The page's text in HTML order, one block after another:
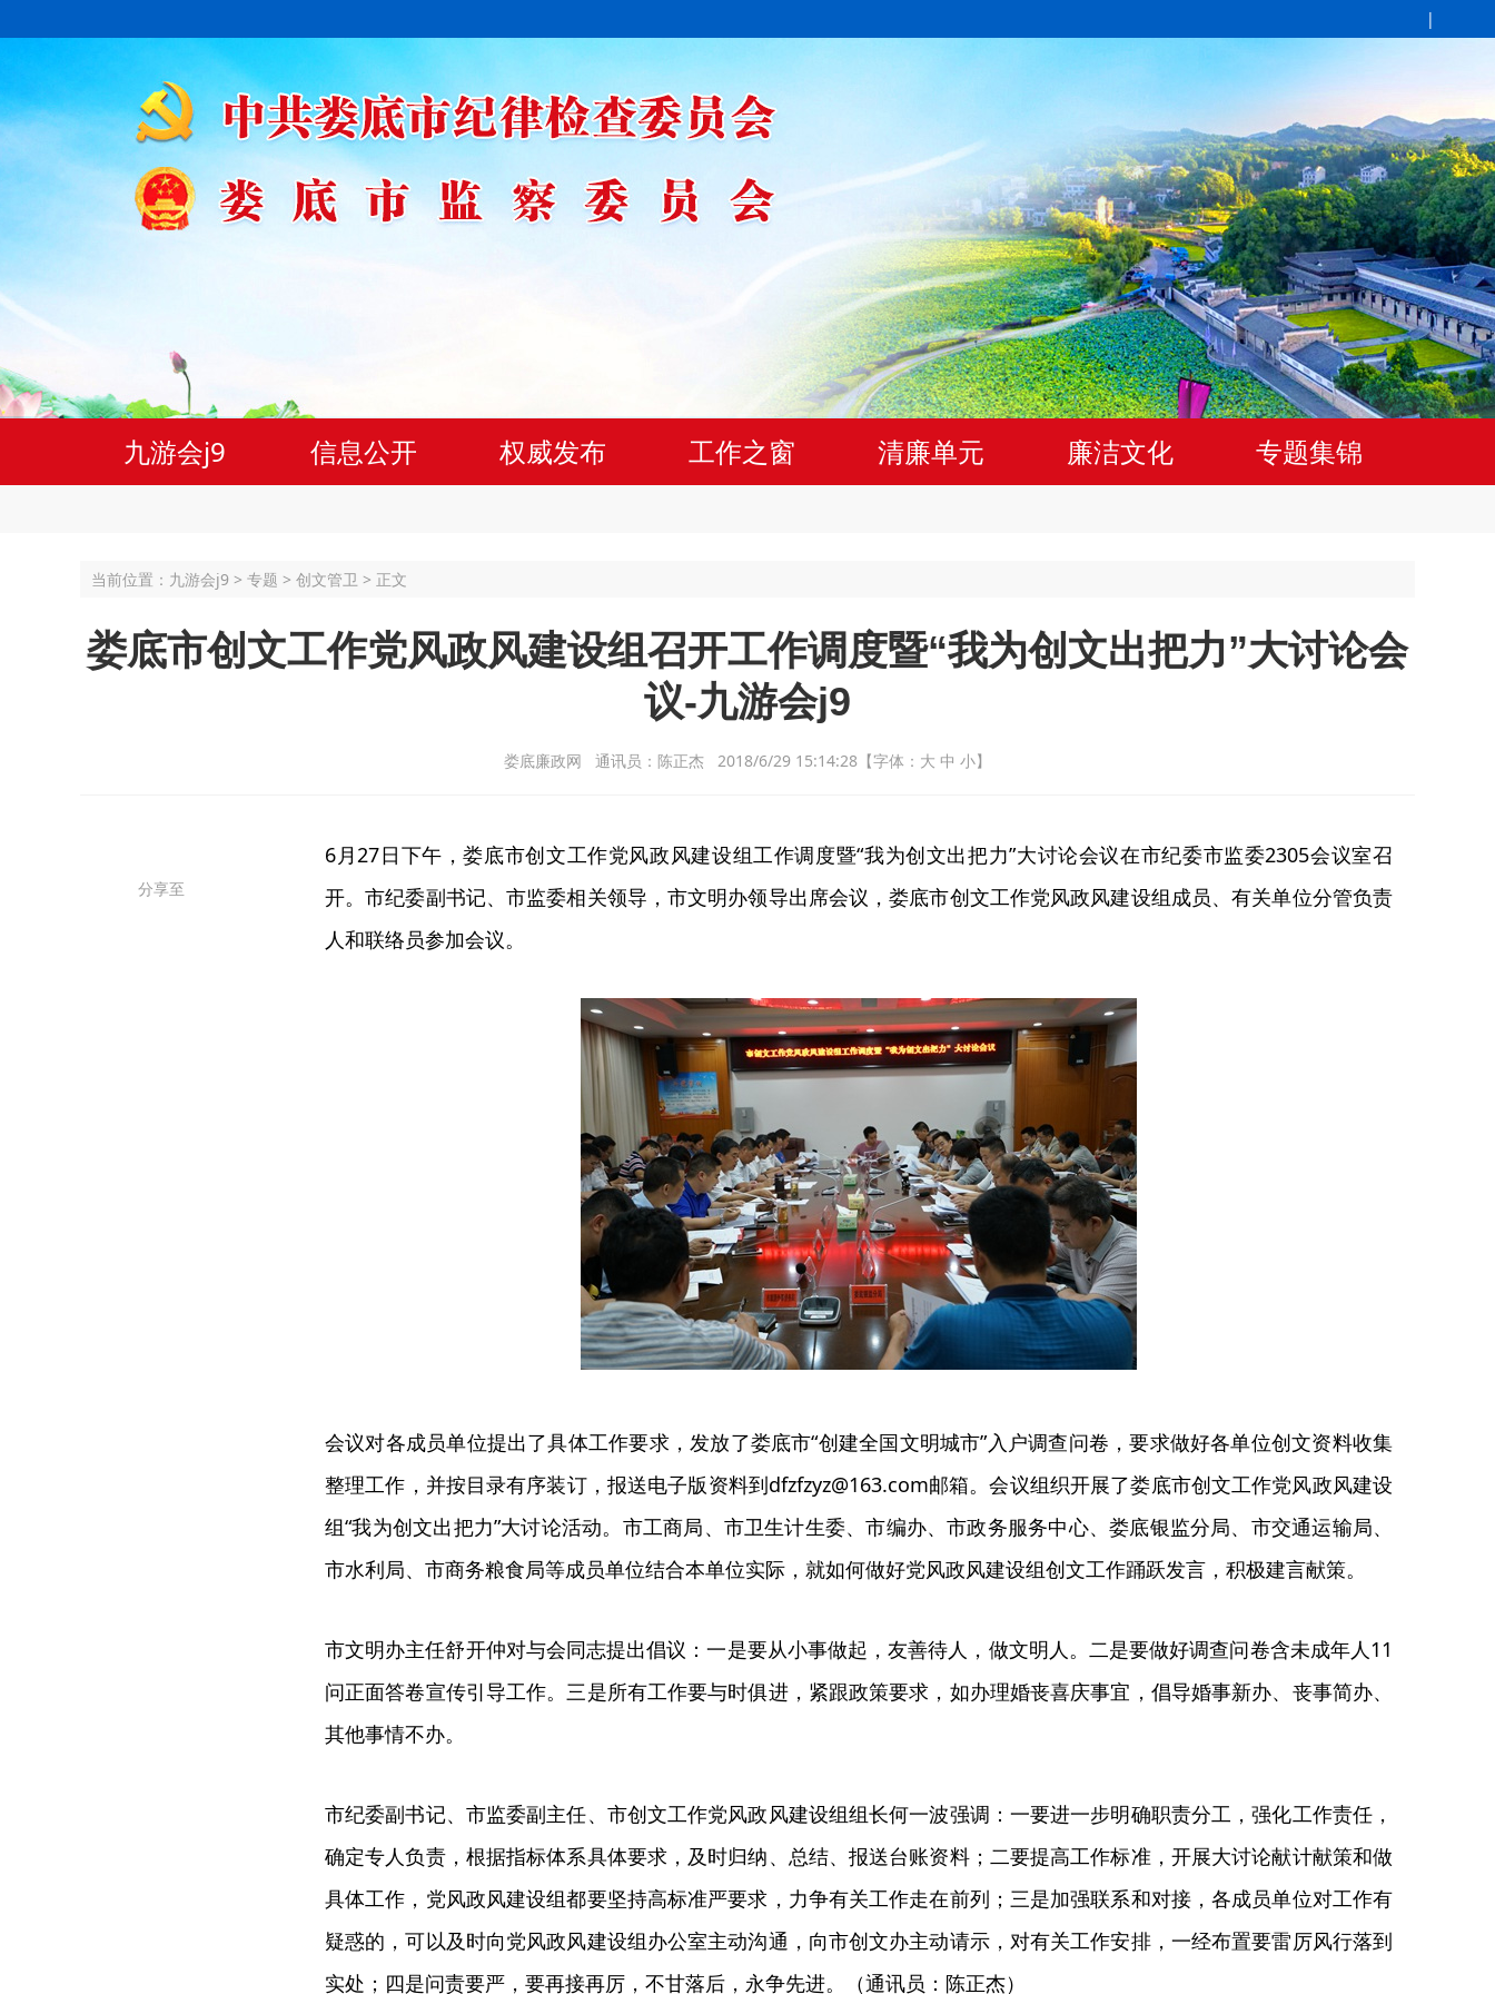
|
九游会j9 信息公开 权威发布 工作之窗 清廉单元 廉洁文化 专题集锦
当前位置： 九游会j9 > 专题 > 创文管卫 > 正文
娄底市创文工作党风政风建设组召开工作调度暨“我为创文出把力”大讨论会
议-九游会j9
娄底廉政网 通讯员：陈正杰 2018/6/29 15:14:28 【字体： 大 中 小】
分享至
6月27日下午，娄底市创文工作党风政风建设组工作调度暨“我为创文出把力”大讨论会议在市纪委市监委2305会议室召
开。市纪委副书记、市监委相关领导，市文明办领导出席会议，娄底市创文工作党风政风建设组成员、有关单位分管负责
人和联络员参加会议。
会议对各成员单位提出了具体工作要求，发放了娄底市“创建全国文明城市”入户调查问卷，要求做好各单位创文资料收集
整理工作，并按目录有序装订，报送电子版资料到dfzfzyz@163.com邮箱。会议组织开展了娄底市创文工作党风政风建设
组“我为创文出把力”大讨论活动。市工商局、市卫生计生委、市编办、市政务服务中心、娄底银监分局、市交通运输局、
市水利局、市商务粮食局等成员单位结合本单位实际，就如何做好党风政风建设组创文工作踊跃发言，积极建言献策。
市文明办主任舒开仲对与会同志提出倡议：一是要从小事做起，友善待人，做文明人。二是要做好调查问卷含未成年人11
问正面答卷宣传引导工作。三是所有工作要与时俱进，紧跟政策要求，如办理婚丧喜庆事宜，倡导婚事新办、丧事简办、
其他事情不办。
市纪委副书记、市监委副主任、市创文工作党风政风建设组组长何一波强调：一要进一步明确职责分工，强化工作责任，
确定专人负责，根据指标体系具体要求，及时归纳、总结、报送台账资料；二要提高工作标准，开展大讨论献计献策和做
具体工作，党风政风建设组都要坚持高标准严要求，力争有关工作走在前列；三是加强联系和对接，各成员单位对工作有
疑惑的，可以及时向党风政风建设组办公室主动沟通，向市创文办主动请示，对有关工作安排，一经布置要雷厉风行落到
实处；四是问责要严，要再接再厉，不甘落后，永争先进。（通讯员：陈正杰）